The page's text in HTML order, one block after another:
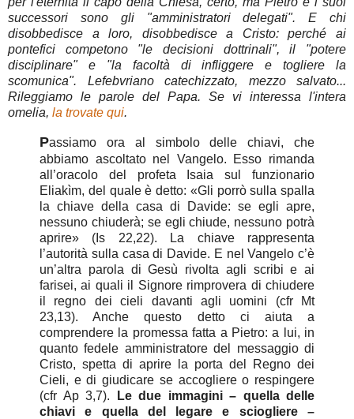
successori sono gli "amministratori delegati". E chi
disobbedisce a loro, disobbedisce a Cristo: perché ai
pontefici competono "le decisioni dottrinali", il "potere
disciplinare" e "la facoltà di infliggere e togliere la
scomunica". Lefebvriano catechizzato, mezzo salvato...
Rileggiamo le parole del Papa. Se vi interessa l'intera
omelia, la trovate qui.
Passiamo ora al simbolo delle chiavi, che
abbiamo ascoltato nel Vangelo. Esso rimanda
all’oracolo del profeta Isaia sul funzionario
Eliakìm, del quale è detto: «Gli porrò sulla spalla
la chiave della casa di Davide: se egli apre,
nessuno chiuderà; se egli chiude, nessuno potrà
aprire» (Is 22,22). La chiave rappresenta
l’autorità sulla casa di Davide. E nel Vangelo c’è
un’altra parola di Gesù rivolta agli scribi e ai
farisei, ai quali il Signore rimprovera di chiudere
il regno dei cieli davanti agli uomini (cfr Mt
23,13). Anche questo detto ci aiuta a
comprendere la promessa fatta a Pietro: a lui, in
quanto fedele amministratore del messaggio di
Cristo, spetta di aprire la porta del Regno dei
Cieli, e di giudicare se accogliere o respingere
(cfr Ap 3,7).
Le due immagini – quella delle
chiavi e quella del legare e sciogliere –